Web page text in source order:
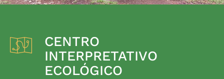
CENTRO
INTERPRETATIVO
ECOLÓGICO